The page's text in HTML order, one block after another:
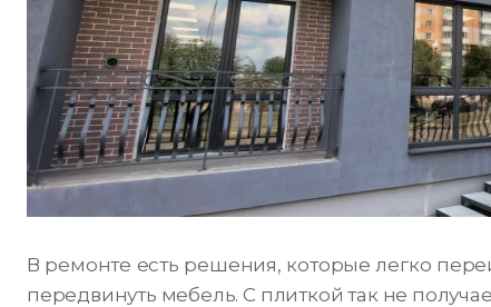
В ремонте есть решения, которые легко
передвинуть мебель. С плиткой так не